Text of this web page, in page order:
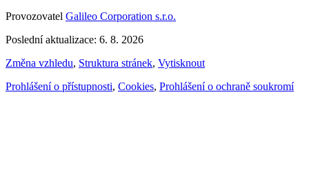
Provozovatel Galileo Corporation s.r.o.
Poslední aktualizace: 6. 8. 2026
Změna vzhledu, Struktura stránek, Vytisknout
Prohlášení o přístupnosti, Cookies, Prohlášení o ochraně soukromí